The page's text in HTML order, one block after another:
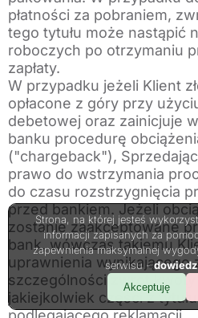
płatności za pobraniem,
tego tytułu może nastąpić
roboczych po otrzymaniu
zapłaty.
W przypadku jeżeli Klient
opłacone z góry przy
debetowej oraz zainicjuje
banku procedurę
("chargeback"),
prawo do wstrzymania
do czasu rozstrzygnięcia
przed bankiem. Jeżeli
zostanie zaakceptowane
bank, wówczas takiemu
uprawnienia wynikającego
szczególności zwrot
jakiejkolwiek części z
Strona, na której jesteś
informacji zapisanych za
zapewnienia maksymalnej
serwisu -
Akceptuję